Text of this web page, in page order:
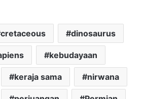
cretaceous dinosaurus
kebudayaan
keraja sama nirwana